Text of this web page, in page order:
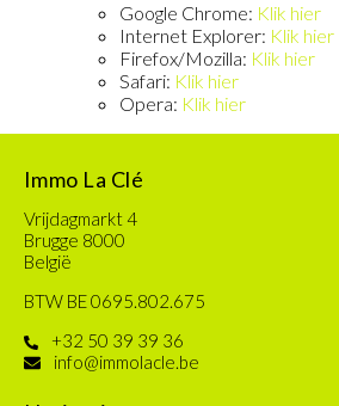
Google Chrome: Klik hier
Internet Explorer: Klik hier
Firefox/Mozilla: Klik hier
Safari: Klik hier
Opera: Klik hier
Immo La Clé
Vrijdagmarkt 4
Brugge 8000
België
BTW BE 0695.802.675
+32 50 39 39 36
info@immolacle.be